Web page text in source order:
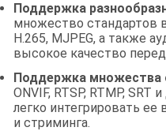
Поддержка
множество стандартов
H.265, MJPEG, а также
высокое качество
Поддержка множества
ONVIF, RTSP, RTMP,
легко интегрировать
и стриминга.